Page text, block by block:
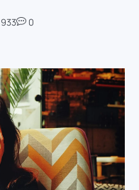
933 0